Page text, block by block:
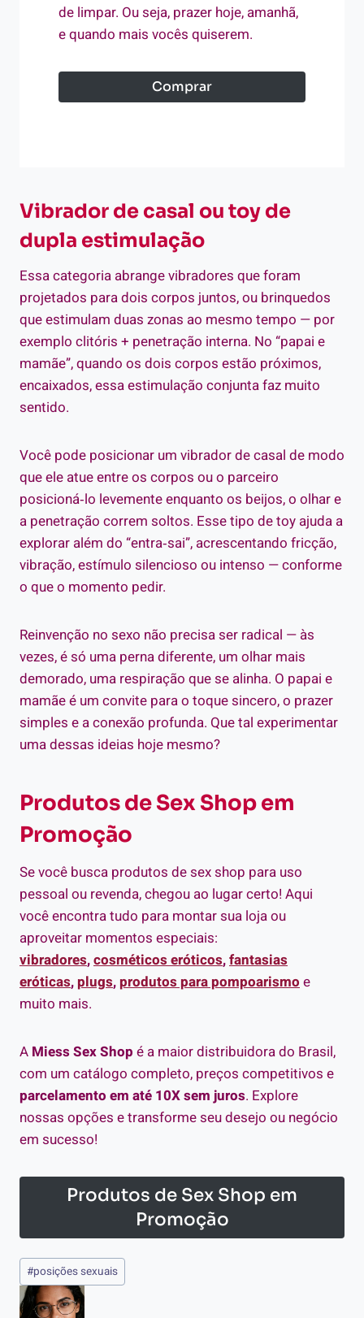
de limpar. Ou seja, prazer hoje, amanhã,
e quando mais vocês quiserem.
Comprar
Vibrador de casal ou toy de
dupla estimulação
Essa categoria abrange vibradores que foram
projetados para dois corpos juntos, ou brinquedos
que estimulam duas zonas ao mesmo tempo — por
exemplo clitóris + penetração interna. No “papai e
mamãe”, quando os dois corpos estão próximos,
encaixados, essa estimulação conjunta faz muito
sentido.
Você pode posicionar um vibrador de casal de modo
que ele atue entre os corpos ou o parceiro
posicioná‑lo levemente enquanto os beijos, o olhar e
a penetração correm soltos. Esse tipo de toy ajuda a
explorar além do “entra‑sai”, acrescentando fricção,
vibração, estímulo silencioso ou intenso — conforme
o que o momento pedir.
Reinvenção no sexo não precisa ser radical — às
vezes, é só uma perna diferente, um olhar mais
demorado, uma respiração que se alinha. O papai e
mamãe é um convite para o toque sincero, o prazer
simples e a conexão profunda. Que tal experimentar
uma dessas ideias hoje mesmo?
Produtos de Sex Shop em
Promoção
Se você busca produtos de sex shop para uso
pessoal ou revenda, chegou ao lugar certo! Aqui
você encontra tudo para montar sua loja ou
aproveitar momentos especiais:
vibradores,cosméticos eróticos,fantasias
eróticas,plugs,produtos para pompoarismoe
muito mais.
A Miess Sex Shop é a maior distribuidora do Brasil,
com um catálogo completo, preços competitivos e
parcelamento em até 10X sem juros. Explore
nossas opções e transforme seu desejo ou negócio
em sucesso!
Produtos de Sex Shop em
Promoção
Tags
do
Post:
#posições sexuais